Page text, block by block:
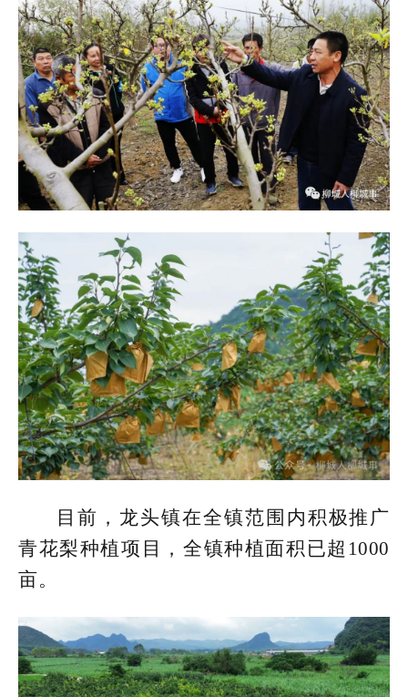
目前，龙头镇在全镇范围内积极推广
青花梨种植项目，全镇种植面积已超1000
亩。